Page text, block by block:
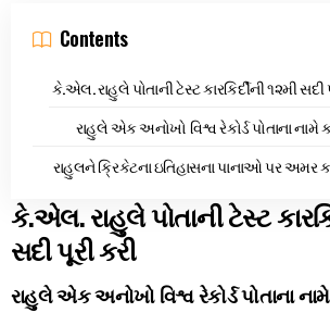
Contents
કે.એલ. રાહુલે પોતાની ટેસ્ટ કારકિર્દીની ૧૨મી સદી
રાહુલે એક અનોખો વિશ્વ રેકોર્ડ પોતાના નામે
રાહુલને ક્રિકેટના ઇતિહાસના પાનાઓ પર અમર
કે.એલ. રાહુલે પોતાની ટેસ્ટ
સદી પૂરી કરી
રાહુલે એક અનોખો વિશ્વ રેકોર્ડ પોતાના નામે